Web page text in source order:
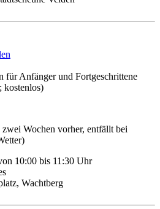
für Anfänger und Fortgeschrittene
kostenlos)
Wochen vorher, entfällt bei
10:00 bis 11:30 Uhr
Wachtberg